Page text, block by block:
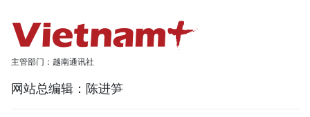
主管部门：越南通讯社
网站总编辑：陈进笋